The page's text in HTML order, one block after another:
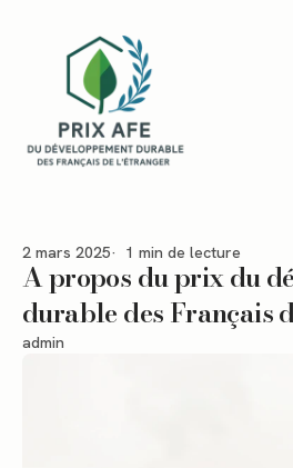
2 mars 2025 1 min de lecture
A propos du prix du
durable des Français
admin